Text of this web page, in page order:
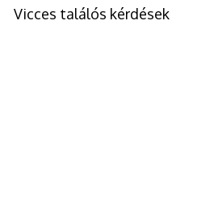
Vicces találós kérdések